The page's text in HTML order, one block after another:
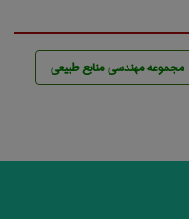
مجموعه مهندسی منابع طبيعی